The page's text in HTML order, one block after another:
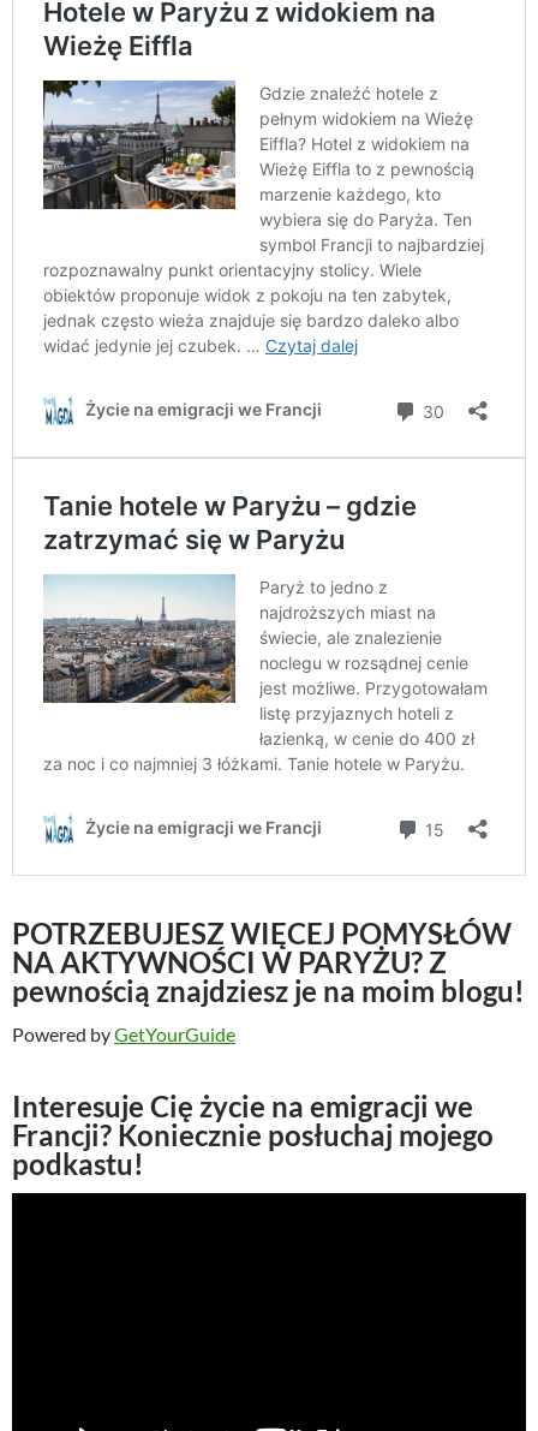
POTRZEBUJESZ WIĘCEJ POMYSŁÓW
NA AKTYWNOŚCI W PARYŻU? Z
pewnością znajdziesz je na moim blogu!
Powered byGetYourGuide
Interesuje Cię życie na emigracji we
Francji? Koniecznie posłuchaj mojego
podkastu!